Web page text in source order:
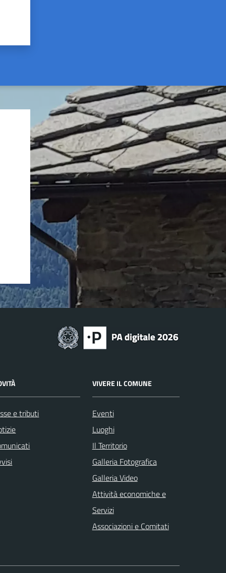
e tributi
VIVERE IL COMUNE
Eventi
Luoghi
Il Territorio
Galleria Fotografica
Galleria Video
Attività economiche e
Servizi
Associazioni e Comitati